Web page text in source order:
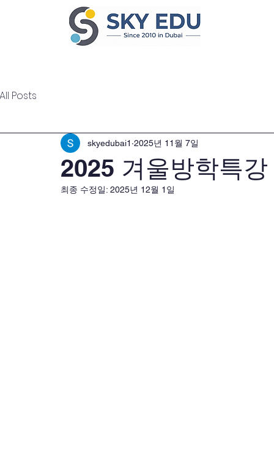
All Posts
2025 겨울방학특강
skyedubai1 2025년 11월 7일
최종 수정일: 2025년 12월 1일